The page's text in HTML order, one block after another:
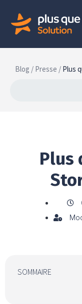
Blog / Presse / Plus
Plus
SOMMAIRE